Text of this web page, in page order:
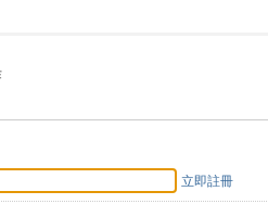
立即註冊